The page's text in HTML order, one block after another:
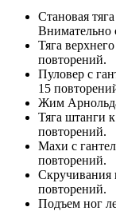
Становая
Внимательно
Тяга
повторений.
Пуловер с
15
Жим
Тяга штанги
повторений.
Махи с
повторений.
Скручивания
повторений.
Подъем ног